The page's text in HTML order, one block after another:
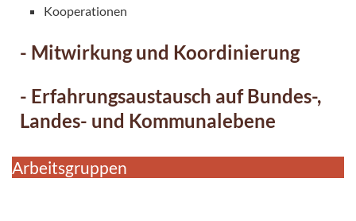
Kooperationen
- Mitwirkung und Koordinierung
- Erfahrungsaustausch auf Bundes-,
Landes- und Kommunalebene
Arbeitsgruppen